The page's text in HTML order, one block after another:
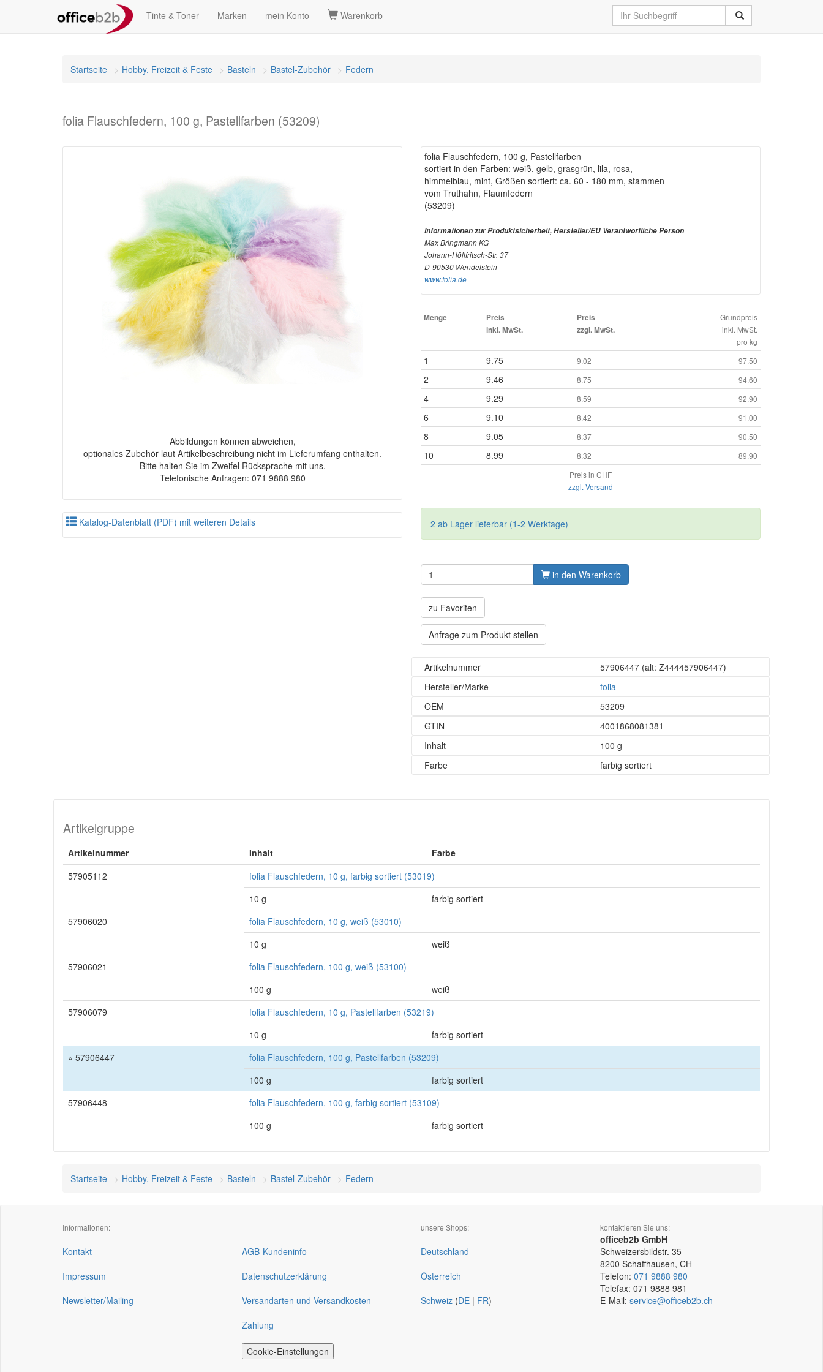
Tinte & Toner Marken mein Konto Warenkorb
Startseite Hobby, Freizeit & Feste Basteln Bastel-Zubehör Federn
folia Flauschfedern, 100 g, Pastellfarben (53209)
Abbildungen können abweichen,
optionales Zubehör laut Artikelbeschreibung nicht im Lieferumfang enthalten.
Bitte halten Sie im Zweifel Rücksprache mit uns.
Telefonische Anfragen: 071 9888 980
Katalog-Datenblatt (PDF) mit weiteren Details
folia Flauschfedern, 100 g, Pastellfarben
sortiert in den Farben: weiß, gelb, grasgrün, lila, rosa,
himmelblau, mint, Größen sortiert: ca. 60 - 180 mm, stammen
vom Truthahn, Flaumfedern
(53209)
Informationen zur Produktsicherheit, Hersteller/EU Verantwortliche Person
Max Bringmann KG
Johann-Höllfritsch-Str. 37
D-90530 Wendelstein
www.folia.de
Menge
Preis
inkl. MwSt.
Preis
zzgl. MwSt.
Grundpreis
inkl. MwSt.
pro kg
1 9.75 9.02 97.50
2 9.46 8.75 94.60
4 9.29 8.59 92.90
6 9.10 8.42 91.00
8 9.05 8.37 90.50
10 8.99 8.32
89.90
Preis in CHF
zzgl. Versand
2 ab Lager lieferbar (1-2 Werktage)
in den Warenkorb
zu Favoriten
Anfrage zum Produkt stellen
Artikelnummer 57906447(alt: Z444457906447)
Hersteller/Marke
folia
OEM
53209
GTIN
4001868081381
Inhalt
100 g
Farbe
farbig sortiert
Artikelgruppe
Artikelnummer Inhalt
Farbe
57905112
folia Flauschfedern, 10 g, farbig sortiert (53019)
10 g
farbig sortiert
57906020
folia Flauschfedern, 10 g, weiß (53010)
10 g
weiß
57906021
folia Flauschfedern, 100 g, weiß (53100)
100 g
weiß
57906079
folia Flauschfedern, 10 g, Pastellfarben (53219)
10 g
farbig sortiert
» 57906447
folia Flauschfedern, 100 g, Pastellfarben (53209)
100 g
farbig sortiert
57906448
folia Flauschfedern, 100 g, farbig sortiert (53109)
100 g
farbig sortiert
Startseite Hobby, Freizeit & Feste Basteln Bastel-Zubehör Federn
Informationen:
Kontakt
Impressum
Newsletter/Mailing
AGB-Kundeninfo
Datenschutzerklärung
Versandarten und Versandkosten
Zahlung
Cookie-Einstellungen
unsere Shops:
Deutschland
Österreich
Schweiz (DE | FR)
kontaktieren Sie uns:
officeb2b GmbH
Schweizersbildstr. 35
8200 Schaffhausen, CH
Telefon: 071 9888 980
Telefax: 071 9888 981
E-Mail: service@officeb2b.ch